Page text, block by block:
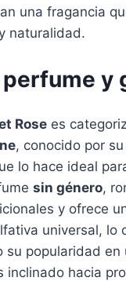
una fragancia
naturalidad.
y
Rose es
, conocido por
lo hace ideal
sin género,
y ofrece
universal, lo
su popularidad en
inclinado hacia